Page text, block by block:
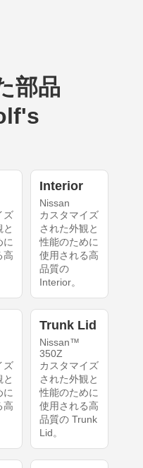
部品
ズ
と
に
高
Interior
Nissan
カスタマイズ
された外観と
性能のために
使用される高
品質の
Interior。
ズ
と
に
高
Trunk Lid
Nissan™
350Z
カスタマイズ
された外観と
性能のために
使用される高
品質の Trunk
Lid。